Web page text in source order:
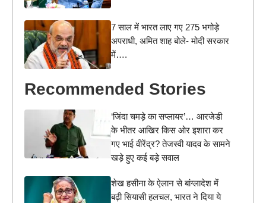
7 साल में भारत लाए गए 275 भगोड़े
अपराधी, अमित शाह बोले- मोदी सरकार
में….
Recommended Stories
‘जिंदा चमड़े का सप्लायर’… आरजेडी
के भीतर आखिर किस ओर इशारा कर
गए भाई वीरेंद्र? तेजस्वी यादव के सामने
खड़े हुए कई बड़े सवाल
शेख हसीना के ऐलान से बांग्लादेश में
बढ़ी सियासी हलचल, भारत ने दिया ये